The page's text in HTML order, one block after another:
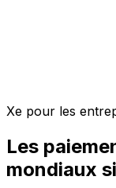
Xe pour les
Les
mondiaux